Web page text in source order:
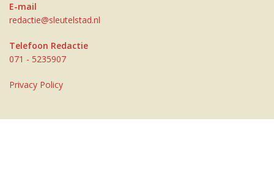
E-mail
redactie@sleutelstad.nl
Telefoon Redactie
071 - 5235907
Privacy Policy